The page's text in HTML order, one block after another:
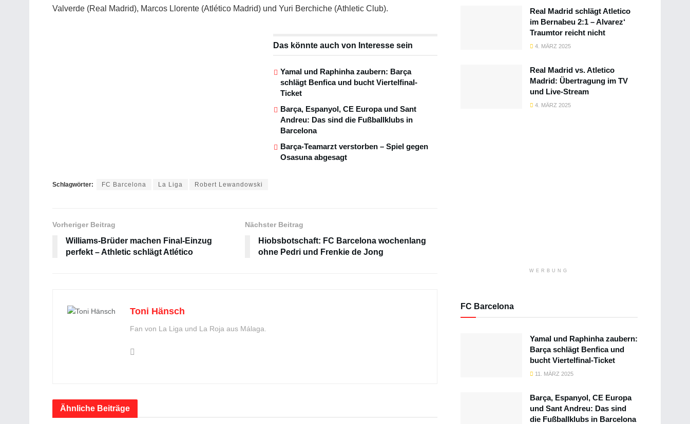
Valverde (Real Madrid), Marcos Llorente (Atlético Madrid) und Yuri Berchiche (Athletic Club).
Das könnte auch von Interesse sein
Yamal und Raphinha zaubern: Barça
schlägt Benfica und bucht Viertelfinal-
Ticket
Barça, Espanyol, CE Europa und Sant
Andreu: Das sind die Fußballklubs in
Barcelona
Barça-Teamarzt verstorben – Spiel gegen
Osasuna abgesagt
Schlagwörter: FC Barcelona La Liga Robert Lewandowski
Vorheriger Beitrag
Williams-Brüder machen Final-Einzug
perfekt – Athletic schlägt Atlético
Nächster Beitrag
Hiobsbotschaft: FC Barcelona wochenlang
ohne Pedri und Frenkie de Jong
Toni Hänsch
Fan von La Liga und La Roja aus Málaga.
Ähnliche Beiträge
Real Madrid schlägt Atletico
im Bernabeu 2:1 – Alvarez‘
Traumtor reicht nicht
4. MÄRZ 2025
Real Madrid vs. Atletico
Madrid: Übertragung im TV
und Live-Stream
4. MÄRZ 2025
WERBUNG
FC Barcelona
Yamal und Raphinha zaubern:
Barça schlägt Benfica und
bucht Viertelfinal-Ticket
11. MÄRZ 2025
Barça, Espanyol, CE Europa
und Sant Andreu: Das sind
die Fußballklubs in Barcelona